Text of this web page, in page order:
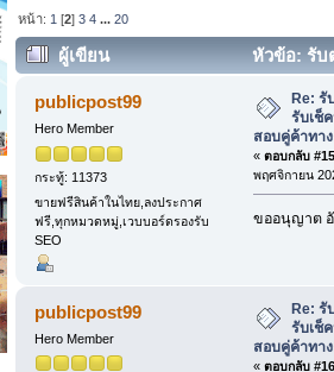
หน้า: 1 [2]3 4 ...20
ผู้เขียน
หัวข้อ: รับ
ตรวจสอบคู่ค้าทางธุรกิจ (อ่าน 17180 ครั้
publicpost99
Hero Member
กระทู้: 11373
ขายฟรีสินค้าในไทย,ลงประกาศ
ฟรี,ทุกหมวดหมู่,เวบบอร์ดรองรับ
SEO
Re:
รับเช็
สอบคู่ค้าทา
« ตอบกลับ
พฤศจิกายน
ขออนุญาต
publicpost99
Hero Member
Re:
รับเช็
สอบคู่ค้าทา
« ตอบกลับ